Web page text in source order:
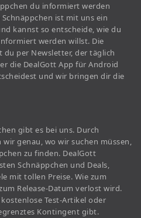
du informiert werden
ist mit uns ein
kannst so entscheide, wie du
werden willst. Die
du per Newsletter, der täglich
die DealGott App für Android
und wir bringen dir die
gibt es bei uns. Durch
wir genau, wo wir suchen müssen,
zu finden. DealGott
Schnäppchen und Deals,
mit tollen Preise. Wie zum
Release-Datum verlost wird.
Test-Artikel oder
Kontingent gibt.